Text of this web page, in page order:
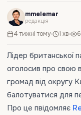
mmelemar
редакція
4 тижні тому 1 хв
Лідер британської
оголосив про свою
громад від округу
балотуватися для
Про це пвідомляє